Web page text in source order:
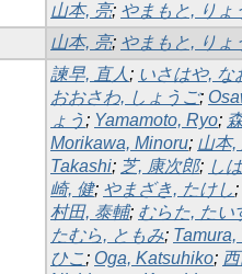
山本, 亮; やまもと, りょ
山本, 亮; やまもと, りょ
諫早, 直人 ; いさはや, な
おおさわ, しょうご;
ょう ; Yamamoto, Ryo;
Morikawa, Minoru; 山本,
Takashi; 芝, 康次郎; し
崎, 健; やまざき, たけし;
村田, 泰輔; むらた, たい
たむら, ともみ; Tamura,
ひこ; Oga, Katsuhiko;